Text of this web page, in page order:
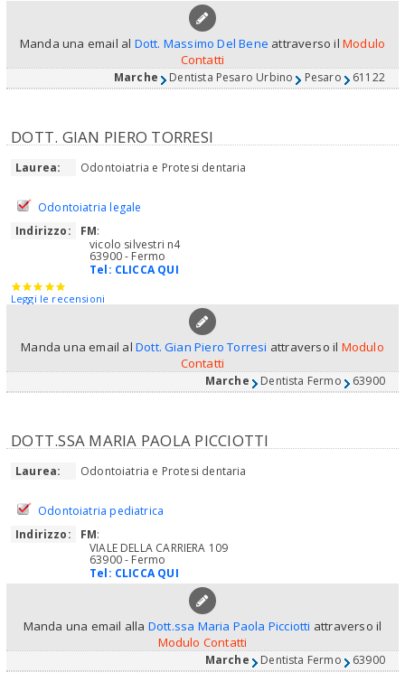
Manda una email al Dott. Massimo Del Bene attraverso il Modulo
Contatti
Marche Dentista Pesaro Urbino Pesaro 61122
DOTT. GIAN PIERO TORRESI
Laurea: Odontoiatria e Protesi dentaria
Odontoiatria legale
Indirizzo:
FM:
vicolo silvestri n4
63900 - Fermo
Tel: CLICCA QUI
Leggi le recensioni
Manda una email al Dott. Gian Piero Torresi attraverso il Modulo
Contatti
Marche Dentista Fermo 63900
DOTT.SSA MARIA PAOLA PICCIOTTI
Laurea: Odontoiatria e Protesi dentaria
Odontoiatria pediatrica
Indirizzo:
FM:
VIALE DELLA CARRIERA 109
63900 - Fermo
Tel: CLICCA QUI
Manda una email alla Dott.ssa Maria Paola Picciotti attraverso il
Modulo Contatti
Marche Dentista Fermo 63900